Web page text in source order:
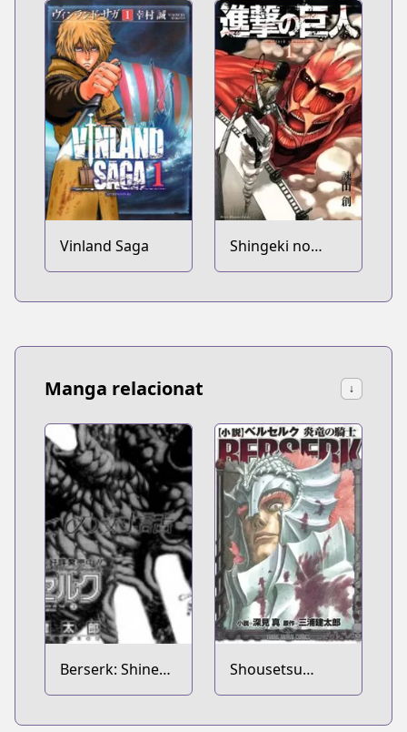
Vinland Saga
Shingeki no
Kyojin
Manga relacionat ↓
Berserk: Shinen
no Kami 2
Shousetsu
Berserk: Enryuu